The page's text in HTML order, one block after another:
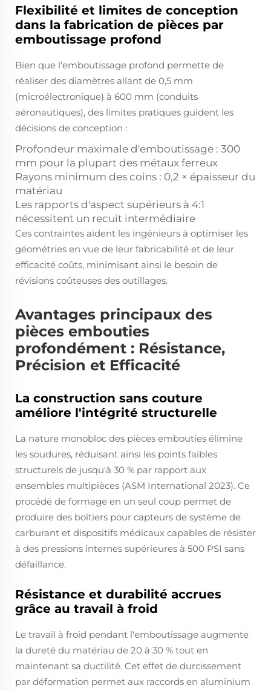
Flexibilité et limites de conception
dans la fabrication de pièces par
emboutissage profond
Bien que l'emboutissage profond permette de
réaliser des diamètres allant de 0,5 mm
(microélectronique) à 600 mm (conduits
aéronautiques), des limites pratiques guident les
décisions de conception :
Profondeur maximale d'emboutissage : 300
mm pour la plupart des métaux ferreux
Rayons minimum des coins : 0,2 × épaisseur du
matériau
Les rapports d'aspect supérieurs à 4:1
nécessitent un recuit intermédiaire
Ces contraintes aident les ingénieurs à optimiser les
géométries en vue de leur fabricabilité et de leur
efficacité coûts, minimisant ainsi le besoin de
révisions coûteuses des outillages.
Avantages principaux des
pièces embouties
profondément : Résistance,
Précision et Efficacité
La construction sans couture
améliore l'intégrité structurelle
La nature monobloc des pièces embouties élimine
les soudures, réduisant ainsi les points faibles
structurels de jusqu'à 30 % par rapport aux
ensembles multipièces (ASM International 2023). Ce
procédé de formage en un seul coup permet de
produire des boîtiers pour capteurs de système de
carburant et dispositifs médicaux capables de résister
à des pressions internes supérieures à 500 PSI sans
défaillance.
Résistance et durabilité accrues
grâce au travail à froid
Le travail à froid pendant l'emboutissage augmente
la dureté du matériau de 20 à 30 % tout en
maintenant sa ductilité. Cet effet de durcissement
par déformation permet aux raccords en aluminium